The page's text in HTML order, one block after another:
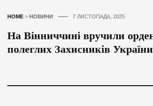
HOME > НОВИНИ 7 ЛИСТОПАДА, 2025
На Вінниччині вручили
полеглих Захисників України